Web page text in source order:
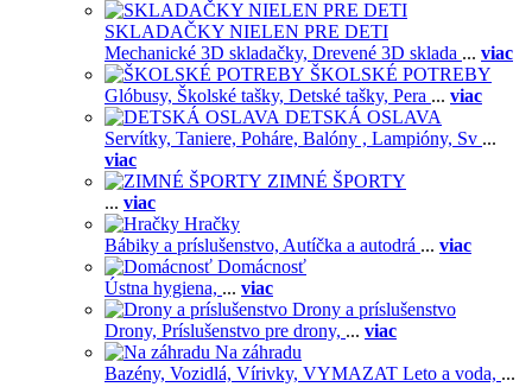
SKLADAČKY NIELEN PRE DETI
Mechanické 3D skladačky, Drevené 3D sklada ... viac
ŠKOLSKÉ POTREBY
Glóbusy, Školské tašky, Detské tašky, Pera ... viac
DETSKÁ OSLAVA
Servítky, Taniere, Poháre, Balóny , Lampióny, Sv ...
viac
ZIMNÉ ŠPORTY
... viac
Hračky
Bábiky a príslušenstvo, Autíčka a autodrá ... viac
Domácnosť
Ústna hygiena, ... viac
Drony a príslušenstvo
Drony, Príslušenstvo pre drony, ... viac
Na záhradu
Bazény, Vozidlá, Vírivky, VYMAZAT Leto a voda, ...